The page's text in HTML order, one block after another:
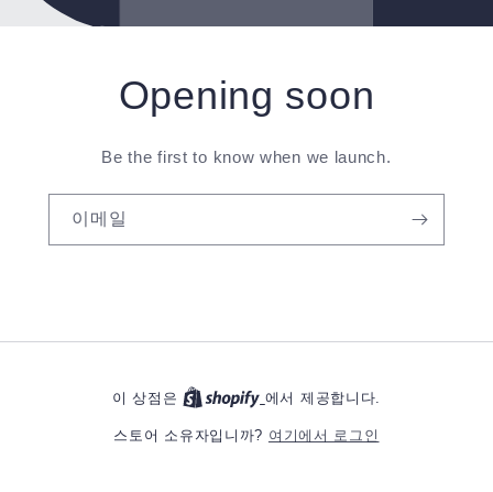
Opening soon
Be the first to know when we launch.
이메일
이 상점은 에서 제공합니다.
스토어 소유자입니까? 여기에서 로그인